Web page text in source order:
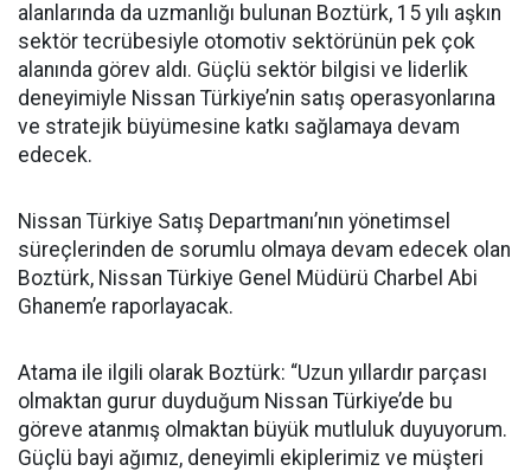
alanlarında da uzmanlığı bulunan Boztürk, 15 yılı aşkın
sektör tecrübesiyle otomotiv sektörünün pek çok
alanında görev aldı. Güçlü sektör bilgisi ve liderlik
deneyimiyle Nissan Türkiye’nin satış operasyonlarına
ve stratejik büyümesine katkı sağlamaya devam
edecek.
Nissan Türkiye Satış Departmanı’nın yönetimsel
süreçlerinden de sorumlu olmaya devam edecek olan
Boztürk, Nissan Türkiye Genel Müdürü Charbel Abi
Ghanem’e raporlayacak.
Atama ile ilgili olarak Boztürk: “Uzun yıllardır parçası
olmaktan gurur duyduğum Nissan Türkiye’de bu
göreve atanmış olmaktan büyük mutluluk duyuyorum.
Güçlü bayi ağımız, deneyimli ekiplerimiz ve müşteri